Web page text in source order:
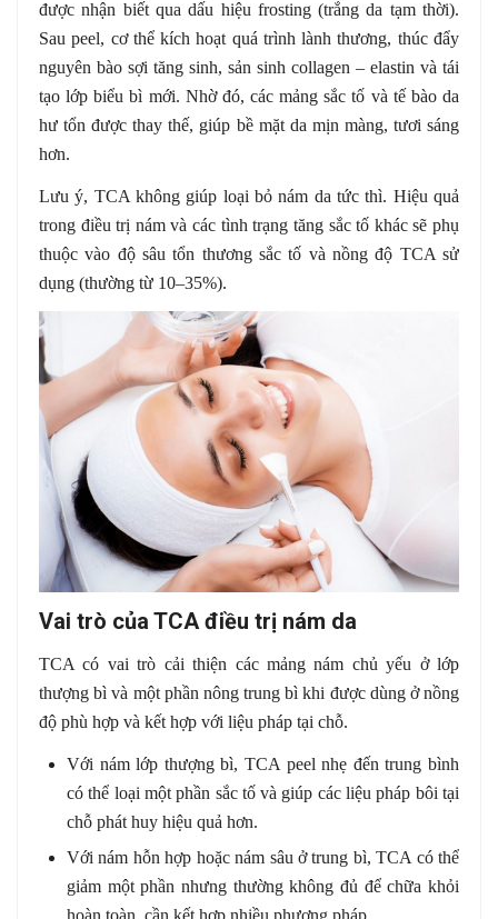
được nhận biết qua dấu hiệu frosting (trắng da tạm thời).
Sau peel, cơ thể kích hoạt quá trình lành thương, thúc đẩy
nguyên bào sợi tăng sinh, sản sinh collagen – elastin và tái
tạo lớp biểu bì mới. Nhờ đó, các mảng sắc tố và tế bào da
hư tổn được thay thế, giúp bề mặt da mịn màng, tươi sáng
hơn.
Lưu ý, TCA không giúp loại bỏ nám da tức thì. Hiệu quả
trong điều trị nám và các tình trạng tăng sắc tố khác sẽ phụ
thuộc vào độ sâu tổn thương sắc tố và nồng độ TCA sử
dụng (thường từ 10–35%).
Vai trò của TCA điều trị nám da
TCA có vai trò cải thiện các mảng nám chủ yếu ở lớp
thượng bì và một phần nông trung bì khi được dùng ở nồng
độ phù hợp và kết hợp với liệu pháp tại chỗ.
Với nám lớp thượng bì, TCA peel nhẹ đến trung bình
có thể loại một phần sắc tố và giúp các liệu pháp bôi tại
chỗ phát huy hiệu quả hơn.
Với nám hỗn hợp hoặc nám sâu ở trung bì, TCA có thể
giảm một phần nhưng thường không đủ để chữa khỏi
hoàn toàn, cần kết hợp nhiều phương pháp.